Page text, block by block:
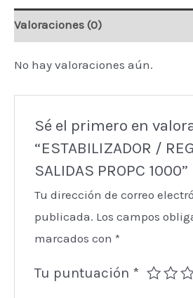
1000
Valoraciones (0)
No hay valoraciones aún.
Sé el primero en
“ESTABILIZADOR /
SALIDAS PROPC 1000”
Tu dirección de correo
publicada. Los campos
marcados con *
Tu puntuación *